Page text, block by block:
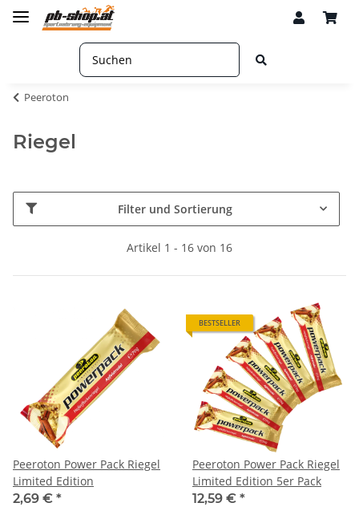
Peeroton
Riegel
Filter und Sortierung
Artikel 1 - 16 von 16
Peeroton Power Pack Riegel
Limited Edition
2,69 € *
BESTSELLER
Peeroton Power Pack Riegel
Limited Edition 5er Pack
12,59 € *